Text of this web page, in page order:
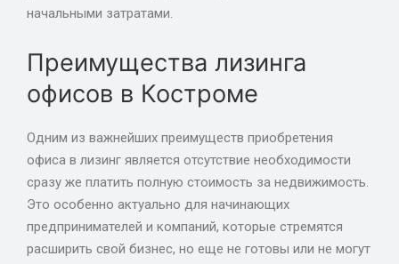
начальными затратами.
Преимущества лизинга
офисов в Костроме
Одним из важнейших преимуществ приобретения
офиса в лизинг является отсутствие необходимости
сразу же платить полную стоимость за недвижимость.
Это особенно актуально для начинающих
предпринимателей и компаний, которые стремятся
расширить свой бизнес, но еще не готовы или не могут